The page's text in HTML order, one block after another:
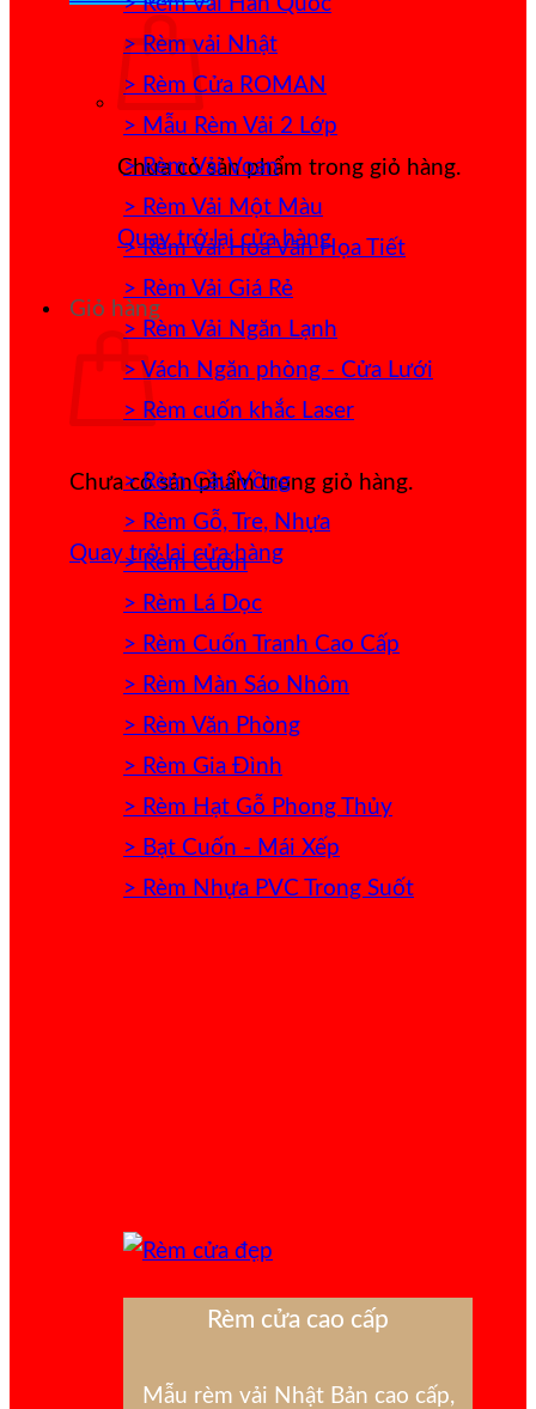
Chưa có sản phẩm trong giỏ hàng.
Quay trở lại cửa hàng
Giỏ hàng
Chưa có sản phẩm trong giỏ hàng.
Quay trở lại cửa hàng
> Rèm vải Nhật
> Rèm Cửa ROMAN
> Mẫu Rèm Vải 2 Lớp
> Rèm Vải Voan
> Rèm Vải Một Màu
> Rèm Vải Hoa Văn Họa Tiết
> Rèm Vải Giá Rẻ
> Rèm Vải Ngăn Lạnh
> Vách Ngăn phòng - Cửa Lưới
> Rèm cuốn khắc Laser
> Rèm Cầu Vồng
> Rèm Gỗ, Tre, Nhựa
> Rèm Cuốn
> Rèm Lá Dọc
> Rèm Cuốn Tranh Cao Cấp
> Rèm Màn Sáo Nhôm
> Rèm Văn Phòng
> Rèm Gia Đình
> Rèm Hạt Gỗ Phong Thủy
> Bạt Cuốn - Mái Xếp
> Rèm Nhựa PVC Trong Suốt
Rèm cửa cao cấp
Mẫu rèm vải Nhật Bản cao cấp,